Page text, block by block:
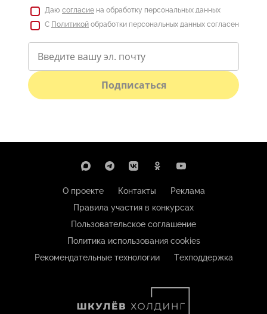
Даю согласие на обработку персональных данных
С Политикой обработки персональных данных согласен
Подписаться
О проекте Контакты
Реклама
Правила участия в конкурсах
Пользовательское соглашение
Политика использования cookies
Рекомендательные технологии
Техподдержка